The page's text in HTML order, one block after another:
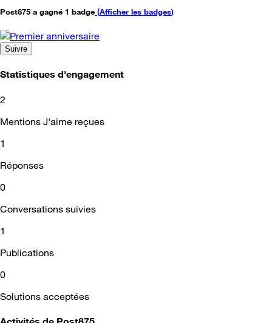
Post875 a gagné 1 badge (Afficher les badges)
Suivre
Statistiques d'engagement
2
Mentions J'aime reçues
1
Réponses
0
Conversations suivies
1
Publications
0
Solutions acceptées